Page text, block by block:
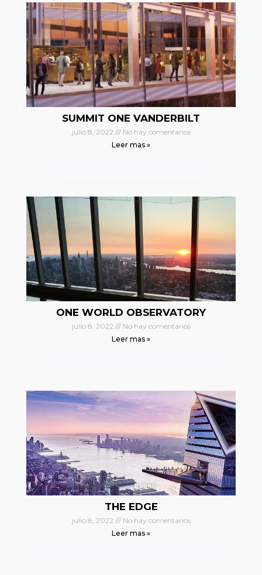
SUMMIT ONE VANDERBILT
julio 8, 2022
No hay comentarios
Leer mas »
ONE WORLD OBSERVATORY
julio 8, 2022
No hay comentarios
Leer mas »
THE EDGE
julio 8, 2022
No hay comentarios
Leer mas »